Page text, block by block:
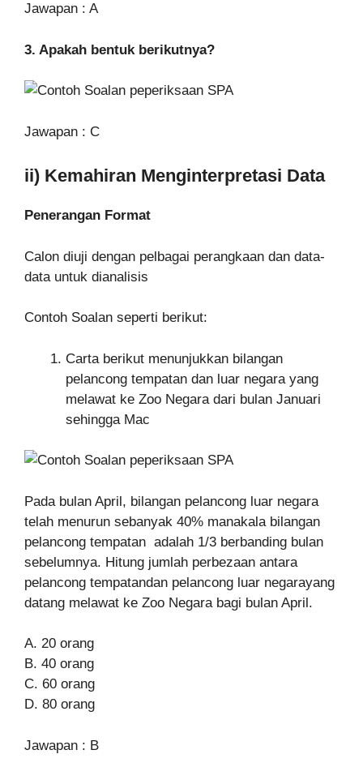
Jawapan : A
3. Apakah bentuk berikutnya?
Jawapan : C
ii) Kemahiran Menginterpretasi Data
Penerangan Format
Calon diuji dengan pelbagai perangkaan dan data-
data untuk dianalisis
Contoh Soalan seperti berikut:
Carta berikut menunjukkan bilangan
pelancong tempatan dan luar negara yang
melawat ke Zoo Negara dari bulan Januari
sehingga Mac
Pada bulan April, bilangan pelancong luar negara
telah menurun sebanyak 40% manakala bilangan
pelancong tempatan adalah 1/3 berbanding bulan
sebelumnya. Hitung jumlah perbezaan antara
pelancong tempatandan pelancong luar negarayang
datang melawat ke Zoo Negara bagi bulan April.
A. 20 orang
B. 40 orang
C. 60 orang
D. 80 orang
Jawapan : B